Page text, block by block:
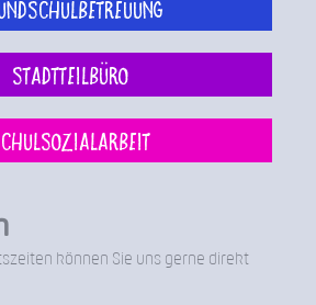
Stadtteilbüro
können Sie uns gerne direkt